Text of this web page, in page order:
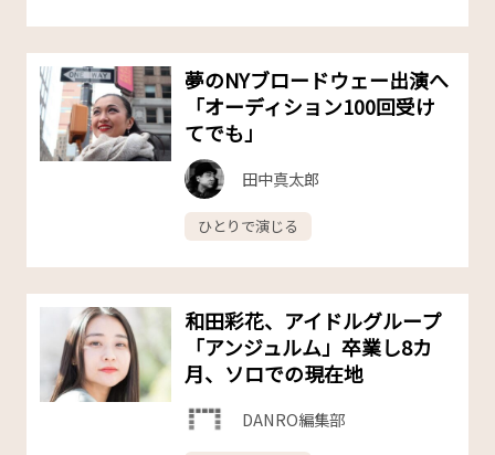
夢のNYブロードウェー出演へ
「オーディション100回受け
てでも」
田中真太郎
ひとりで演じる
和田彩花、アイドルグループ
「アンジュルム」卒業し8カ
月、ソロでの現在地
DANRO編集部